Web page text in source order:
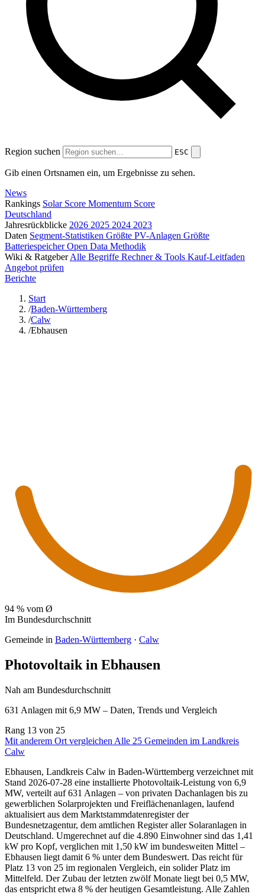
Region suchen ESC
Gib einen Ortsnamen ein, um Ergebnisse zu sehen.
News
Rankings Solar Score Momentum Score
Deutschland
Jahresrückblicke 2026 2025 2024 2023
Daten Segment-Statistiken Größte PV-Anlagen Größte
BatteriespeicherOpen Data Methodik
Wiki & Ratgeber Alle Begriffe Rechner & Tools Kauf-Leitfaden
Angebot prüfen
Berichte
Start
/Baden-Württemberg
/Calw
/Ebhausen
94 % vom Ø
Im Bundesdurchschnitt
Gemeinde in Baden-Württemberg · Calw
Photovoltaik in Ebhausen
Nah am Bundesdurchschnitt
631 Anlagen mit 6,9 MW – Daten, Trends und Vergleich
Rang 13 von 25
Mit anderem Ort vergleichen Alle 25 Gemeinden im Landkreis
Calw
Ebhausen, Landkreis Calw in Baden-Württemberg verzeichnet mit
Stand 2026-07-28 eine installierte Photovoltaik-Leistung von 6,9
MW, verteilt auf 631 Anlagen – von privaten Dachanlagen bis zu
gewerblichen Solarprojekten und Freiflächenanlagen, laufend
aktualisiert aus dem Marktstammdatenregister der
Bundesnetzagentur, dem amtlichen Register aller Solaranlagen in
Deutschland. Umgerechnet auf die 4.890 Einwohner sind das 1,41
kW pro Kopf, verglichen mit 1,50 kW im bundesweiten Mittel –
Ebhausen liegt damit 6 % unter dem Bundeswert. Das reicht für
Platz 13 von 25 im regionalen Vergleich, ein solider Platz im
Mittelfeld. Der Zubau der letzten zwölf Monate liegt bei 0,5 MW,
das entspricht etwa 8 % der heutigen Gesamtleistung. Alle Zahlen